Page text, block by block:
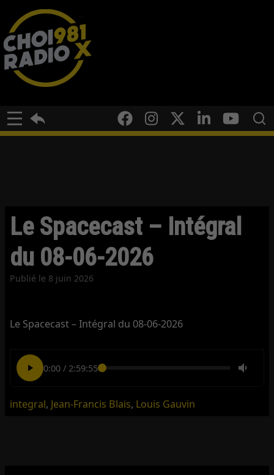
Le Spacecast – Intégral
du 08-06-2026
Publié le 8 juin 2026
Le Spacecast – Intégral du 08-06-2026
0:00/ 2:59:55
integral, Jean-Francis Blais, Louis Gauvin